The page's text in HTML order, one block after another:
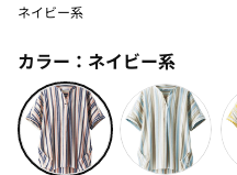
ネイビー系
カラー： ネイビー系